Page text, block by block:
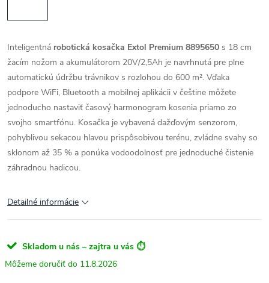
Inteligentná robotická kosačka Extol Premium 8895650 s 18 cm
žacím nožom a akumulátorom 20V/2,5Ah je navrhnutá pre plne
automatickú údržbu trávnikov s rozlohou do 600 m². Vďaka
podpore WiFi, Bluetooth a mobilnej aplikácii v češtine môžete
jednoducho nastaviť časový harmonogram kosenia priamo zo
svojho smartfónu. Kosačka je vybavená dažďovým senzorom,
pohyblivou sekacou hlavou prispôsobivou terénu, zvládne svahy so
sklonom až 35 % a ponúka vodoodolnosť pre jednoduché čistenie
záhradnou hadicou.
Detailné informácie
Skladom u nás – zajtra u vás ⏱️
11.8.2026